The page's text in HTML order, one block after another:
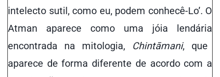
intelecto sutil, como eu, podem conhecê-Lo’. O
Atman aparece como uma jóia lendária
encontrada na mitologia, Chintāmani, que
aparece de forma diferente de acordo com a